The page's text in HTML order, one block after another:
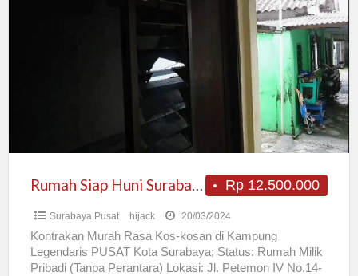
Rp 12.500.000
Rumah Siap Huni Surabaya Pusat (SEWA/KONTRAK)
Surabaya Pusat hijack 20/03/2024
Kontrakan Murah Rasa Kos-kosan di Kampung
Legendaris PUSAT Kota Surabaya; Status: Rumah Milik
Pribadi (Tanpa Perantara) Lokasi: Jl. Petemon IV No.14-